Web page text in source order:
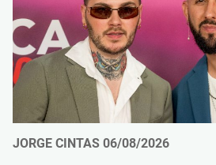
JORGE CINTAS 06/08/2026